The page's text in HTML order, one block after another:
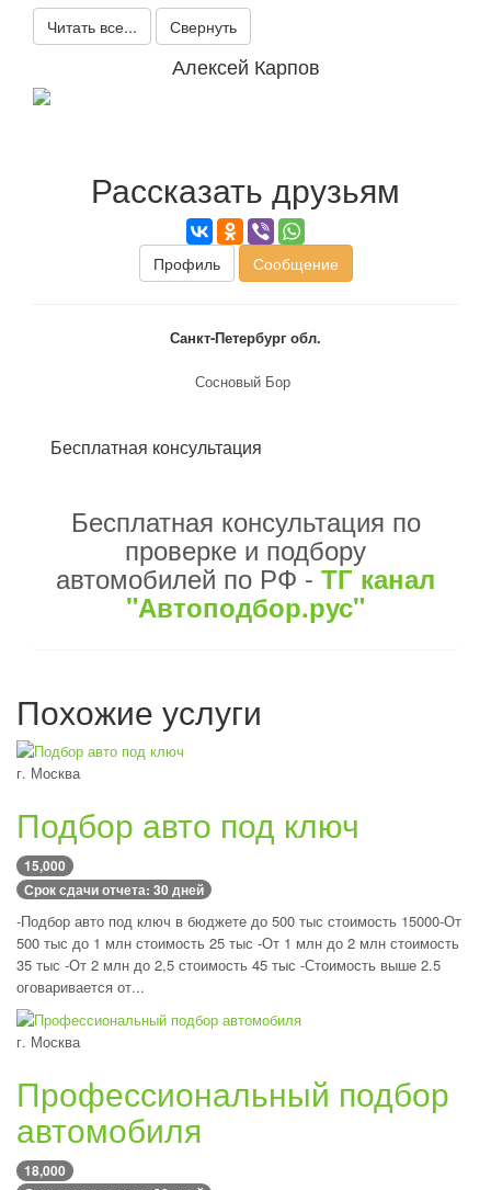
Читать все... Свернуть
Алексей Карпов
Рассказать друзьям
Профиль Сообщение
Санкт-Петербург обл.
Сосновый Бор
Бесплатная консультация
Бесплатная консультация по
проверке и подбору
автомобилей по РФ - ТГ канал
"Автоподбор.рус"
Похожие услуги
г. Москва
Подбор авто под ключ
15,000
Срок сдачи отчета: 30 дней
-Подбор авто под ключ в бюджете до 500 тыс стоимость 15000-От
500 тыс до 1 млн стоимость 25 тыс -От 1 млн до 2 млн стоимость
35 тыс -От 2 млн до 2,5 стоимость 45 тыс -Стоимость выше 2.5
оговаривается от...
г. Москва
Профессиональный подбор
автомобиля
18,000